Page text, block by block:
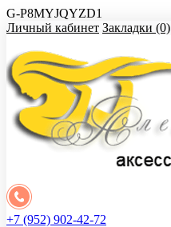
G-P8MYJQYZD1
Личный кабинет Закладки (0)
+7 (952) 902-42-72